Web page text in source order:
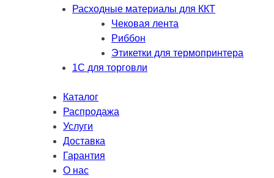
Расходные материалы для ККТ
Чековая лента
Риббон
Этикетки для термопринтера
1С для торговли
Каталог
Распродажа
Услуги
Доставка
Гарантия
О нас